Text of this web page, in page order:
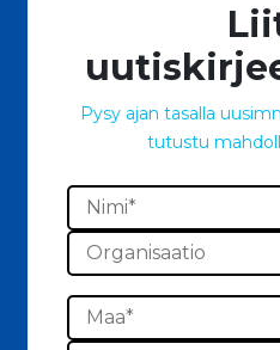
Pysy ajan tasalla
tutustu